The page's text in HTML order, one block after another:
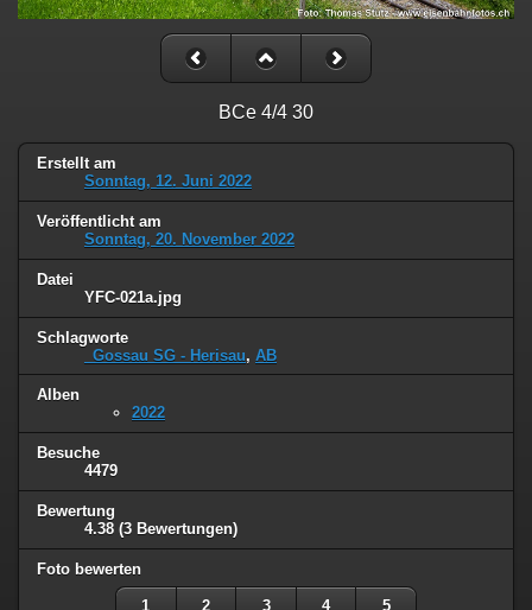
BCe 4/4 30
Erstellt am
Sonntag, 12. Juni 2022
Veröffentlicht am
Sonntag, 20. November 2022
Datei
YFC-021a.jpg
Schlagworte
_Gossau SG - Herisau, AB
Alben
2022
Besuche
4479
Bewertung
4.38 (3 Bewertungen)
Foto bewerten
1 2 3 4 5